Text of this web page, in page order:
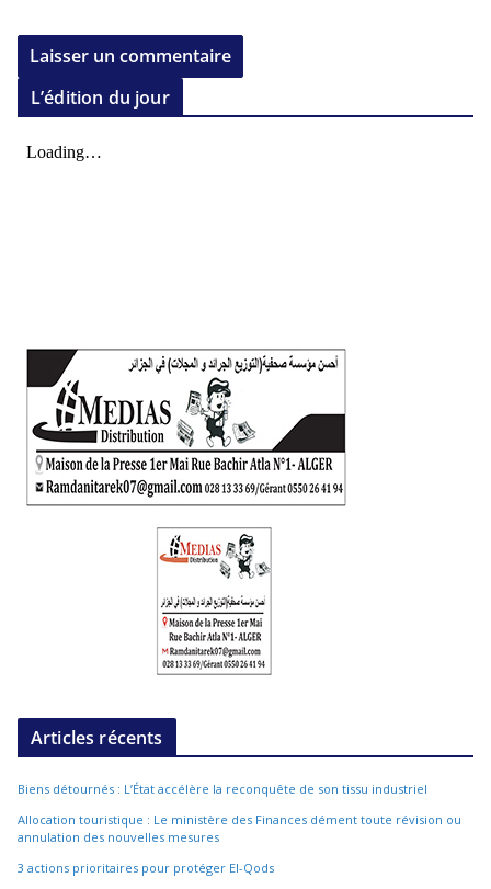
L’édition du jour
Articles récents
Biens détournés : L’État accélère la reconquête de son tissu industriel
Allocation touristique : Le ministère des Finances dément toute révision ou
annulation des nouvelles mesures
3 actions prioritaires pour protéger El-Qods